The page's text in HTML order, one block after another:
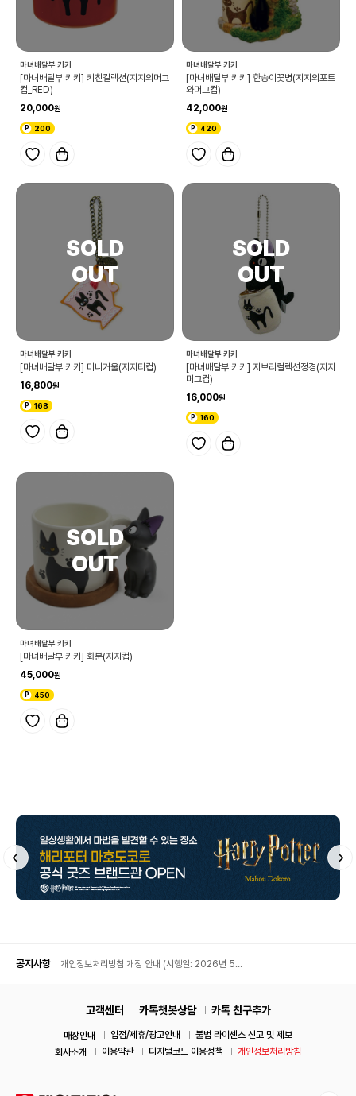
마녀배달부 키키
[마녀배달부 키키] 키친컬렉션(지지의머그
컵_RED)
20,000
200
마녀배달부 키키
[마녀배달부 키키] 한송이꽃병(지지의포트
와머그컵)
42,000
420
마녀배달부 키키
[마녀배달부 키키] 미니거울(지지티컵)
16,800
168
마녀배달부 키키
[마녀배달부 키키] 지브리컬렉션정경(지지
머그컵)
16,000
160
마녀배달부 키키
[마녀배달부 키키] 화분(지지컵)
45,000
450
공지사항
개인정보처리방침 개정 안내 (시행일: 2026년 5월
고객센터 카톡챗봇상담 카톡 친구추가
매장안내 입점/제휴/광고안내
불법 라이센스 신고 및 제보
회사소개
이용약관 디지털코드 이용정책 개인정보처리방침